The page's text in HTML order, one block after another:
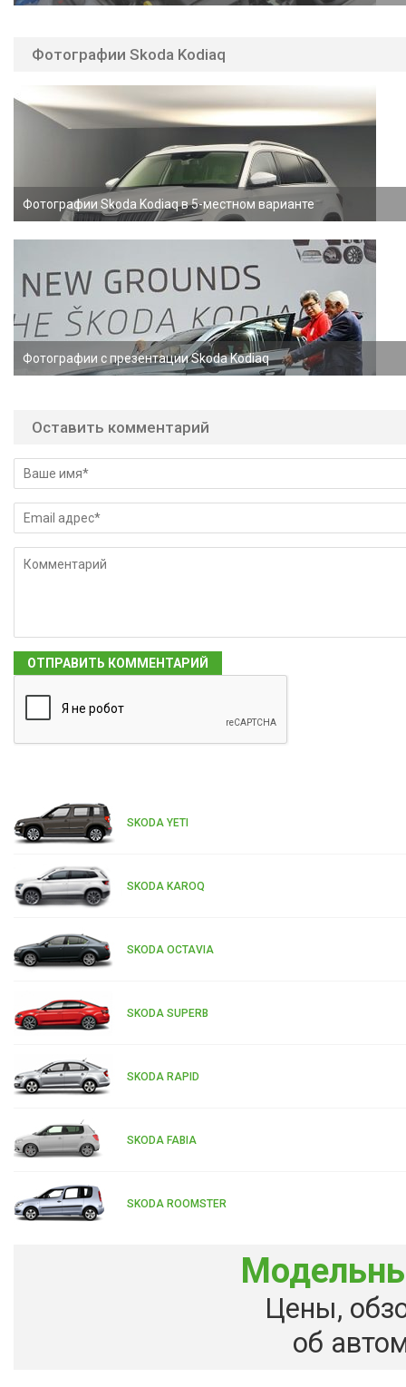
Фотографии Skoda Kodiaq
Фотографии Skoda Kodiaq в 5-местном варианте
Фотографии с презентации Skoda Kodiaq
Оставить комментарий
SKODA YETI
SKODA KAROQ
SKODA OCTAVIA
SKODA SUPERB
SKODA RAPID
SKODA FABIA
SKODA ROOMSTER
Цены,
об